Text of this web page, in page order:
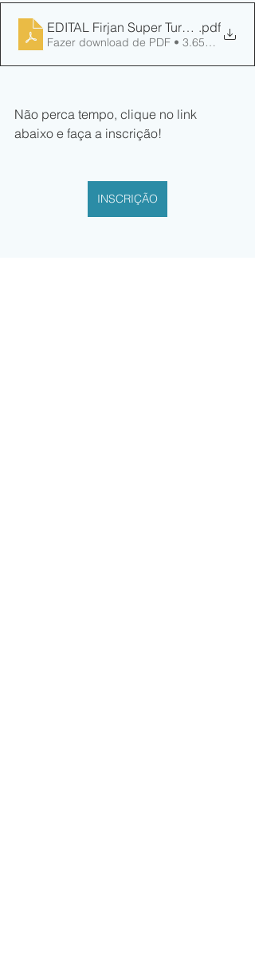
EDITAL Firjan Super Turma CUrso
.pdf
Fazer download de PDF • 3.65MB
Não perca tempo, clique no link
abaixo e faça a inscrição!
INSCRIÇÃO